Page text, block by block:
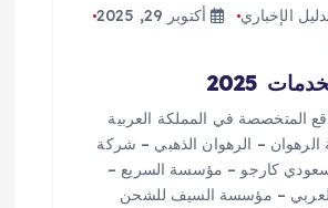
الإخباري
أكتوبر 29, 2025
2025
المتخصصة في المملكة العربية
– الرهوان الذهبي – شركة
كارجو – مؤسسة السريع –
– مؤسسة السيف للشحن